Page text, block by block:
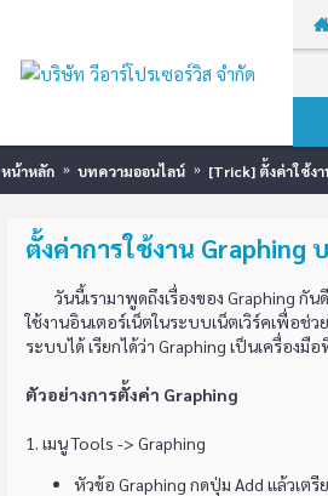
หน้าหลัก บทความออนไลน์ [Trick] ตั้งค่าใช้ง
ตั้งค่าการใช้งาน
วันนี้เรามาพูดถึงเรื่องของ Graphing กัน
ใช้งานอินเตอร์เน็ตในระบบเน็ตเวิร์คเพื่อ
ระบบได้ เรียกได้ว่า Graphing เป็นเครื่องมื
ตัวอย่างการตั้งค่า Graphing
1. เมนู Tools -> Graphing
หัวข้อ Graphing กดปุ่ม Add แล้วเตรี